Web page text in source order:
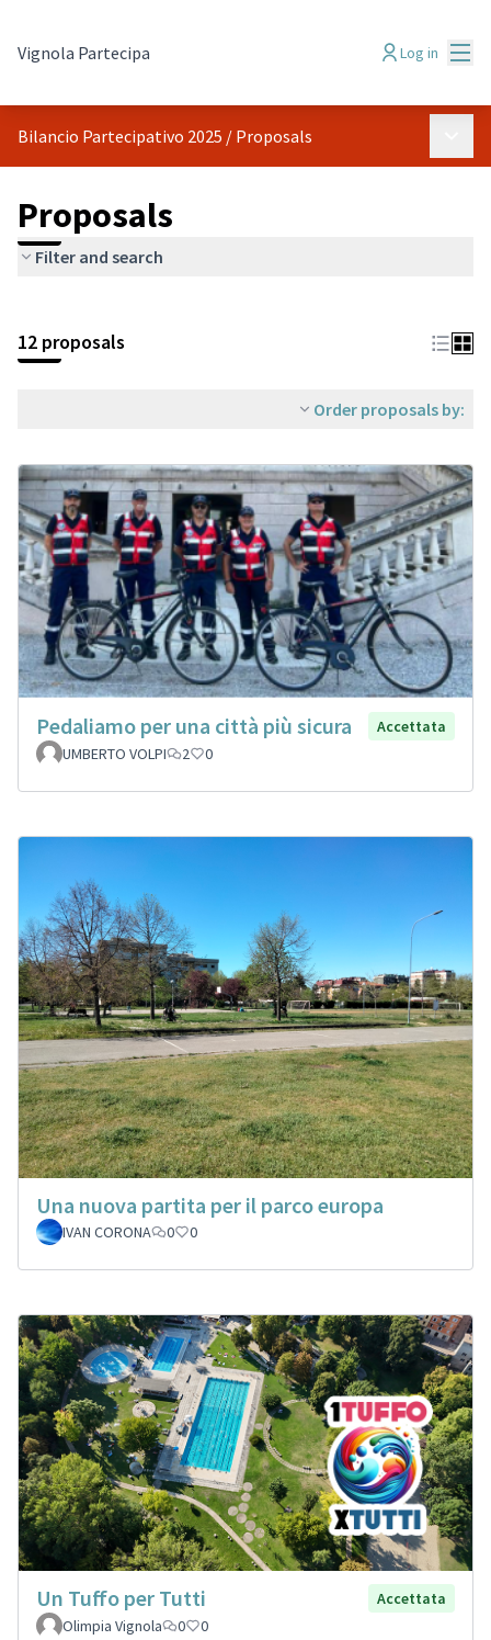
Vignola Partecipa Log in
Bilancio Partecipativo 2025 / Proposals
Proposals
Filter and search
+
−
12 proposals
Order proposals by:
Pedaliamo per una città più sicura
Accettata
UMBERTO VOLPI
2 0
Una nuova partita per il parco europa
IVAN CORONA 0 0
Un Tuffo per Tutti
Accettata
Olimpia Vignola
0 0